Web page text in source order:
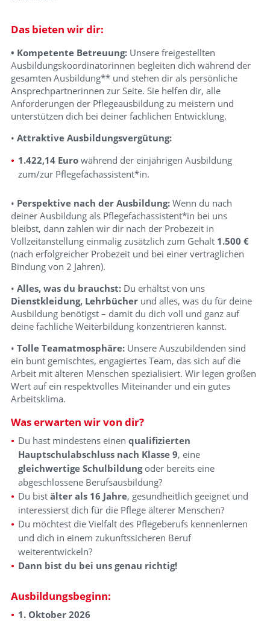
Das bieten wir dir:
• Kompetente Betreuung:Unsere freigestellten
Ausbildungskoordinatorinnen begleiten dich während der
gesamten Ausbildung** und stehen dir als persönliche
Ansprechpartnerinnen zur Seite. Sie helfen dir, alle
Anforderungen der Pflegeausbildung zu meistern und
unterstützen dich bei deiner fachlichen Entwicklung.
• Attraktive Ausbildungsvergütung:
1.422,14 Eurowährend der einjährigen Ausbildung
zum/zur Pflegefachassistent*in.
• Perspektive nach der Ausbildung:Wenn du nach
deiner Ausbildung als Pflegefachassistent*in bei uns
bleibst, dann zahlen wir dir nach der Probezeit in
Vollzeitanstellung einmalig zusätzlich zum Gehalt 1.500 €
(nach erfolgreicher Probezeit und bei einer vertraglichen
Bindung von 2 Jahren).
• Alles, was du brauchst:Du erhältst von uns
Dienstkleidung, Lehrbücherund alles, was du für deine
Ausbildung benötigst – damit du dich voll und ganz auf
deine fachliche Weiterbildung konzentrieren kannst.
• Tolle Teamatmosphäre:Unsere Auszubildenden sind
ein bunt gemischtes, engagiertes Team, das sich auf die
Arbeit mit älteren Menschen spezialisiert. Wir legen großen
Wert auf ein respektvolles Miteinander und ein gutes
Arbeitsklima.
Was erwarten wir von dir?
Du hast mindestens einen qualifizierten
Hauptschulabschluss nach Klasse 9, eine
gleichwertige Schulbildungoder bereits eine
abgeschlossene Berufsausbildung?
Du bist älter als 16 Jahre, gesundheitlich geeignet und
interessierst dich für die Pflege älterer Menschen?
Du möchtest die Vielfalt des Pflegeberufs kennenlernen
und dich in einem zukunftssicheren Beruf
weiterentwickeln?
Dann bist du bei uns genau richtig!
Ausbildungsbeginn:
1. Oktober 2026